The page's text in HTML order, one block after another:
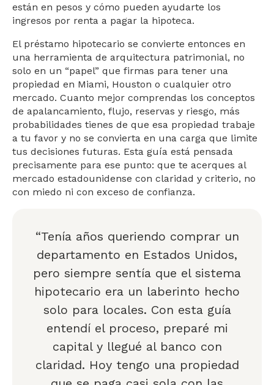
están en pesos y cómo pueden ayudarte los
ingresos por renta a pagar la hipoteca.
El préstamo hipotecario se convierte entonces en
una herramienta de arquitectura patrimonial, no
solo en un “papel” que firmas para tener una
propiedad en Miami, Houston o cualquier otro
mercado. Cuanto mejor comprendas los conceptos
de apalancamiento, flujo, reservas y riesgo, más
probabilidades tienes de que esa propiedad trabaje
a tu favor y no se convierta en una carga que limite
tus decisiones futuras. Esta guía está pensada
precisamente para ese punto: que te acerques al
mercado estadounidense con claridad y criterio, no
con miedo ni con exceso de confianza.
“Tenía años queriendo comprar un
departamento en Estados Unidos,
pero siempre sentía que el sistema
hipotecario era un laberinto hecho
solo para locales. Con esta guía
entendí el proceso, preparé mi
capital y llegué al banco con
claridad. Hoy tengo una propiedad